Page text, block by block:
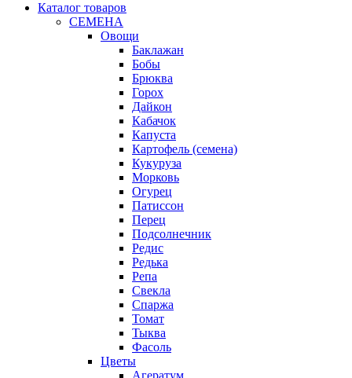
Каталог товаров
СЕМЕНА
Овощи
Баклажан
Бобы
Брюква
Горох
Дайкон
Кабачок
Капуста
Картофель (семена)
Кукуруза
Морковь
Огурец
Патиссон
Перец
Подсолнечник
Редис
Редька
Репа
Свекла
Спаржа
Томат
Тыква
Фасоль
Цветы